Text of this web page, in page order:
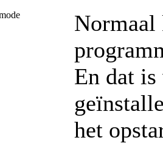
Normaal
En dat is
het